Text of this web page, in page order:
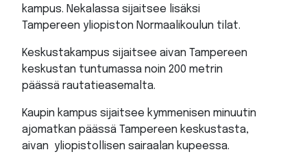
kampus. Nekalassa sijaitsee lisäksi
Tampereen yliopiston Normaalikoulun tilat.
Keskustakampus sijaitsee aivan Tampereen
keskustan tuntumassa noin 200 metrin
päässä rautatieasemalta.
Kaupin kampus sijaitsee kymmenisen minuutin
ajomatkan päässä Tampereen keskustasta,
aivan yliopistollisen sairaalan kupeessa.